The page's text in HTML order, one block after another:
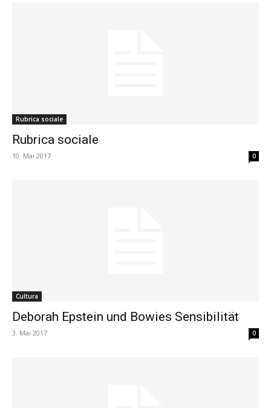
Rubrica sociale
Rubrica sociale
10. Mai 2017 0
Cultura
Deborah Epstein und Bowies Sensibilität
3. Mai 2017 0